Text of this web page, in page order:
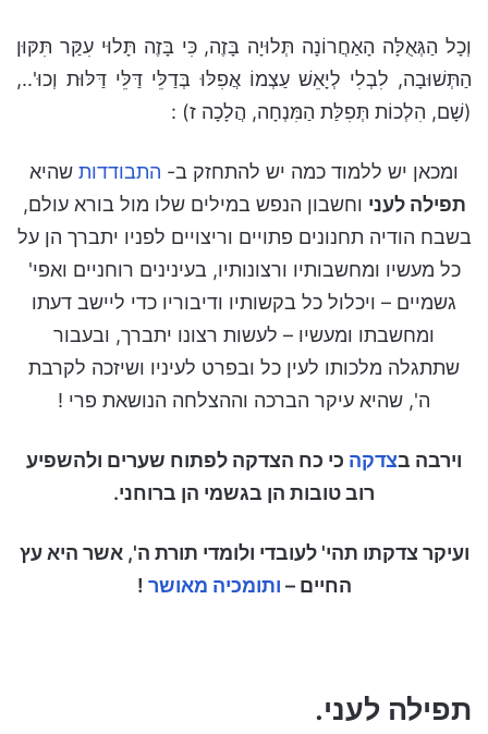
וְכָל הַגְּאֻלָּה הָאַחֲרוֹנָה תְּלוּיָה בָּזֶה, כִּי בָּזֶה תָּלוּי עִקַּר תִּקּוּן
הַתְּשׁוּבָה, לִבְלִי לְיָאֵשׁ עַצְמוֹ אֲפִלּוּ בְּדַלֵּי דַּלֵּי דַּלּוּת וְכוּ'..,
(שָׁם, הִלְכוֹת תְּפִלַּת הַמִּנְחָה, הֲלָכָה ז) :
ומכאן יש ללמוד כמה יש להתחזק ב- התבודדות שהיא
תפילה לעני וחשבון הנפש במילים שלו מול בורא עולם,
בשבח הודיה תחנונים פתויים וריצויים לפניו יתברך הן על
כל מעשיו ומחשבותיו ורצונותיו, בעינינים רוחניים ואפי'
גשמיים – ויכלול כל בקשותיו ודיבוריו כדי ליישב דעתו
ומחשבתו ומעשיו – לעשות רצונו יתברך, ובעבור
שתתגלה מלכותו לעין כל ובפרט לעיניו ושיזכה לקרבת
ה', שהיא עיקר הברכה וההצלחה הנושאת פרי !
וירבה בצדקה כי כח הצדקה לפתוח שערים ולהשפיע
רוב טובות הן בגשמי הן ברוחני.
ועיקר צדקתו תהי' לעובדי ולומדי תורת ה', אשר היא עץ
החיים – ותומכיה מאושר !
תפילה לעני.